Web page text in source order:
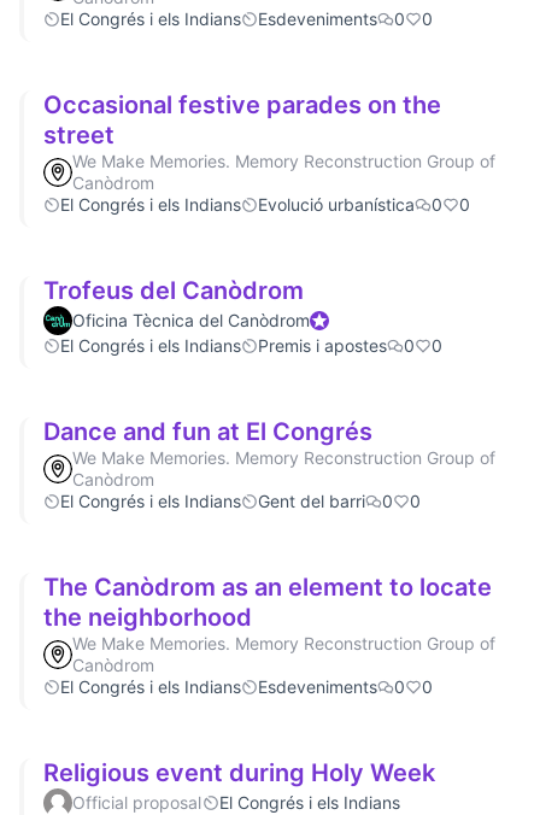
El Congrés i els Indians
Esdeveniments 0 0
Occasional festive parades on the
street
We Make Memories. Memory Reconstruction Group of
Canòdrom
El Congrés i els Indians
Evolució urbanística 0 0
Trofeus del Canòdrom
Oficina Tècnica del CanòdromOfficial participant
El Congrés i els Indians
Premis i apostes 0 0
Dance and fun at El Congrés
We Make Memories. Memory Reconstruction Group of
Canòdrom
El Congrés i els Indians
Gent del barri 0 0
The Canòdrom as an element to locate
the neighborhood
We Make Memories. Memory Reconstruction Group of
Canòdrom
El Congrés i els Indians
Esdeveniments 0 0
Religious event during Holy Week
Official proposal
El Congrés i els Indians